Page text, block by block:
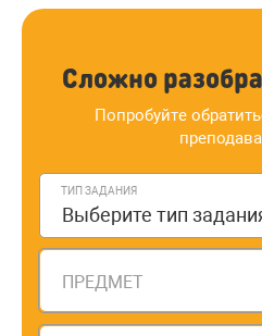
Сложно
Попробуйте
ТИП ЗАДАНИЯ
Выберите тип
ПРЕДМЕТ